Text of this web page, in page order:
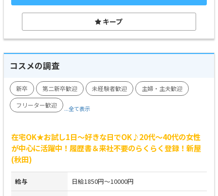
キープ
コスメの調査
新卒 第二新卒歓迎 未経験者歓迎
主婦・主夫歓迎
フリーター歓迎
...全て表示
在宅OK★お試し1日～好きな日でOK♪20代～40代の女性
が中心に活躍中！履歴書＆来社不要のらくらく登録！新屋
(秋田)
給与 日給1850円～10000円